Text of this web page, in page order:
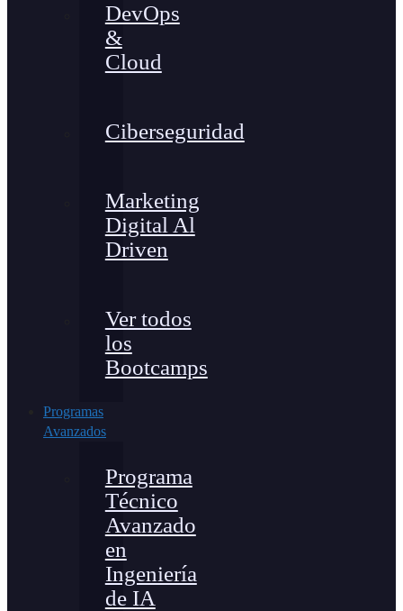
DevOps
&
Cloud
Ciberseguridad
Marketing
Digital Al
Driven
Ver todos
los
Bootcamps
Programas
Avanzados
Programa
Técnico
Avanzado
en
Ingeniería
de IA